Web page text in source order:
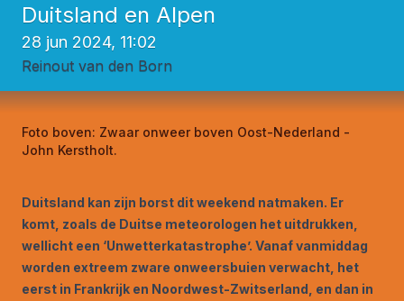
Duitsland en Alpen
28 jun 2024, 11:02
Reinout van den Born
Foto boven: Zwaar onweer boven Oost-Nederland -
John Kerstholt.
Duitsland kan zijn borst dit weekend natmaken. Er
komt, zoals de Duitse meteorologen het uitdrukken,
wellicht een ‘Unwetterkatastrophe’. Vanaf vanmiddag
worden extreem zware onweersbuien verwacht, het
eerst in Frankrijk en Noordwest-Zwitserland, en dan in